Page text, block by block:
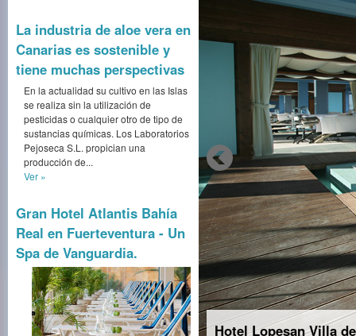
La industria de aloe vera en
Canarias es sostenible y
tiene muchas perspectivas
En la actualidad su cultivo en las Islas
se realiza sin la utilización de
pesticidas o cualquier otro de tipo de
sustancias químicas. Los Laboratorios
Pejoseca S.L. propician una
producción de...
Ver »
Gran Hotel Atlantis Bahía
Real en Fuerteventura - Un
Spa de Vanguardia.
El Hotel alberga el
magnífico centro de